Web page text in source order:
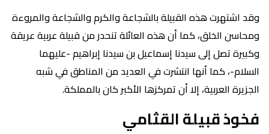
وقد اشتهرت هذه القبيلة بالشجاعة والكرم والشجاعة والمروءة
ومحاسن الخلق، كما أن هذه العائلة تنحدر من قبيلة عربية عريقة
وكبيرة تصل إلى سيدنا إسماعيل بن سيدنا إبراهيم -عليهما
السلام-، كما أنها انتشرت في العديد من المناطق في شبه
الجزيرة العربية، إلا أن تمركزها الأكبر كان بالمملكة.
فخوذ قبيلة القثامي